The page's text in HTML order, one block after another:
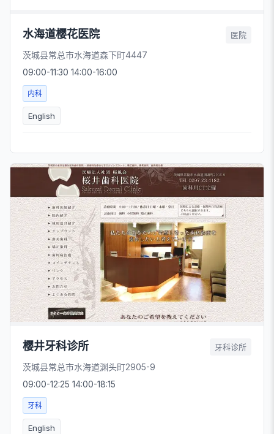
水海道樱花医院 医院
茨城县常总市水海道森下町4447
09:00-11:30 14:00-16:00
内科
English
樱井牙科诊所 牙科诊所
茨城县常总市水海道渊头町2905-9
09:00-12:25 14:00-18:15
牙科
English